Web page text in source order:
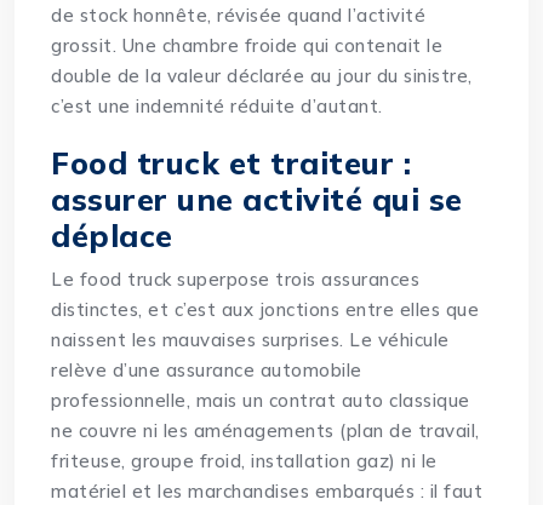
de stock honnête, révisée quand l’activité
grossit. Une chambre froide qui contenait le
double de la valeur déclarée au jour du sinistre,
c’est une indemnité réduite d’autant.
Food truck et traiteur :
assurer une activité qui se
déplace
Le food truck superpose trois assurances
distinctes, et c’est aux jonctions entre elles que
naissent les mauvaises surprises. Le véhicule
relève d’une assurance automobile
professionnelle, mais un contrat auto classique
ne couvre ni les aménagements (plan de travail,
friteuse, groupe froid, installation gaz) ni le
matériel et les marchandises embarqués : il faut